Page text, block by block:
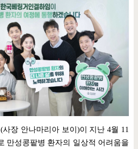
(사장 안나마리아 보이 )이 지난4월 11
만성콩팥병 환자의 일상적 어려움을